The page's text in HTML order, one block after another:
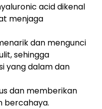
acid dikenal
menjaga
dan mengunci
sehingga
yang dalam dan
dan memberikan
bercahaya.